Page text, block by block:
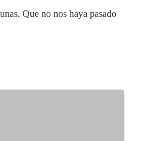
Que no nos haya pasado